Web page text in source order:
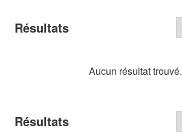
Résultats
Aucun résultat trouvé.
Résultats